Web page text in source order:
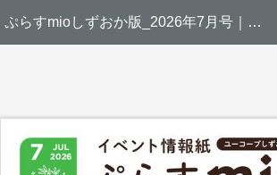
ぷらすmioしずおか版_2026年7月号｜生活協同組合ユーコープ